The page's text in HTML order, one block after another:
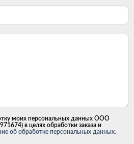
моих персональных данных ООО
в целях обработки заказа и
об обработке персональных данных.